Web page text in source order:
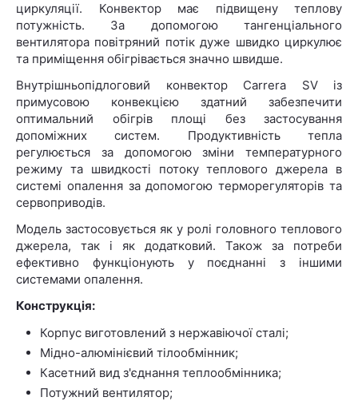
циркуляції. Конвектор має підвищену теплову
потужність. За допомогою тангенціального
вентилятора повітряний потік дуже швидко циркулює
та приміщення обігрівається значно швидше.
Внутрішньопідлоговий конвектор Carrera SV із
примусовою конвекцією здатний забезпечити
оптимальний обігрів площі без застосування
допоміжних систем. Продуктивність тепла
регулюється за допомогою зміни температурного
режиму та швидкості потоку теплового джерела в
системі опалення за допомогою терморегуляторів та
сервоприводів.
Модель застосовується як у ролі головного теплового
джерела, так і як додатковий. Також за потреби
ефективно функціонують у поєднанні з іншими
системами опалення.
Конструкція:
Корпус виготовлений з нержавіючої сталі;
Мідно-алюмінієвий тілообмінник;
Касетний вид з'єднання теплообмінника;
Потужний вентилятор;